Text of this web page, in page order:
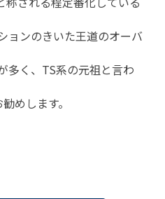
ョンのきいた王道のオーバ
多く、TS系の元祖と言わ
めします。